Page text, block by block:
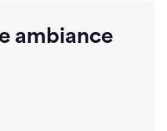
ambiance